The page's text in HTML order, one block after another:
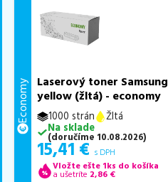
Economy
Laserový toner
yellow (žltá) - economy
1000 strán
Žltá
Na sklade
(doručíme 10.08.2026)
15,41 € s DPH
Vložte ešte 1ks do košíka
a ušetríte 2,86 €